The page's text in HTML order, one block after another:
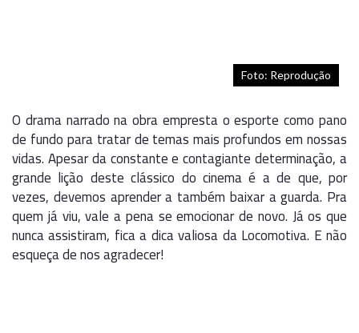
Foto: Reprodução
O drama narrado na obra empresta o esporte como pano
de fundo para tratar de temas mais profundos em nossas
vidas. Apesar da constante e contagiante determinação, a
grande lição deste clássico do cinema é a de que, por
vezes, devemos aprender a também baixar a guarda. Pra
quem já viu, vale a pena se emocionar de novo. Já os que
nunca assistiram, fica a dica valiosa da Locomotiva. E não
esqueça de nos agradecer!